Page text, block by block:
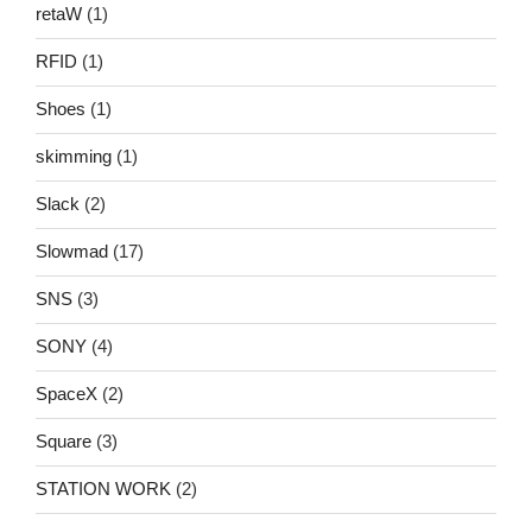
retaW (1)
RFID (1)
Shoes (1)
skimming (1)
Slack (2)
Slowmad (17)
SNS (3)
SONY (4)
SpaceX (2)
Square (3)
STATION WORK (2)